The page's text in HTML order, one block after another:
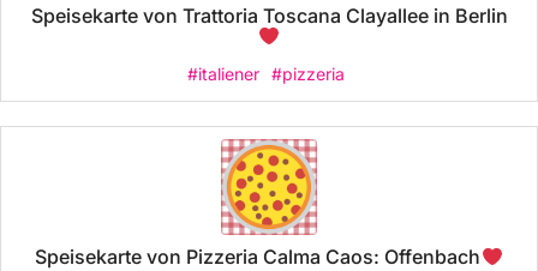
Speisekarte von Trattoria Toscana Clayallee in Berlin
#italiener #pizzeria
Speisekarte von Pizzeria Calma Caos: Offenbach